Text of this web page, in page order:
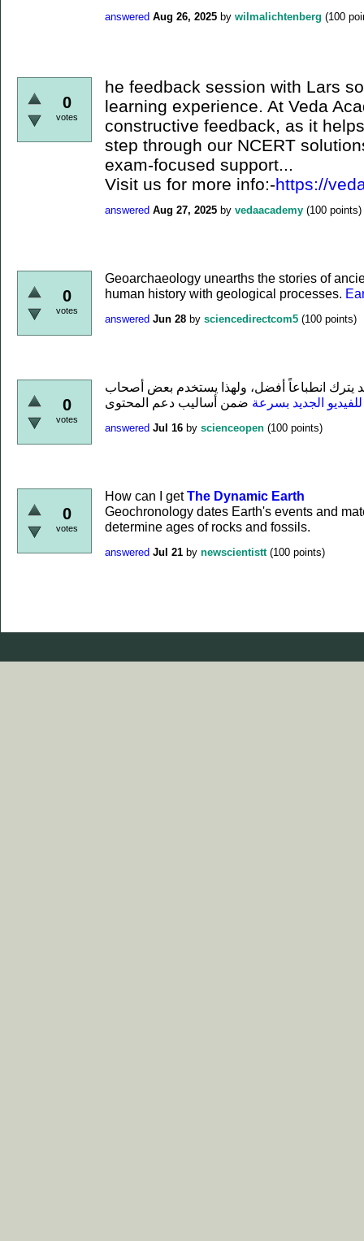
answered Aug 26, 2025 by wilmalichtenberg (100
0
votes
he feedback session with Lars
learning experience. At Veda
constructive feedback, as it
step through our NCERT
exam-focused support...
Visit us for more info:-https://
answered Aug 27, 2025 by vedaacademy (100 points)
0
votes
Geoarchaeology unearths the stories of
human history with geological processes.
answered Jun 28 by sciencedirectcom5 (100 points)
0
votes
يترك انطباعاً أفضل، ولهذا يستخدم بعض أصحاب
الجديد بسرعة
answered Jul 16 by scienceopen (100 points)
0
votes
How can I getThe Dynamic Earth
Geochronology dates Earth's events and
determine ages of rocks and fossils.
answered Jul 21 by newscientistt (100 points)